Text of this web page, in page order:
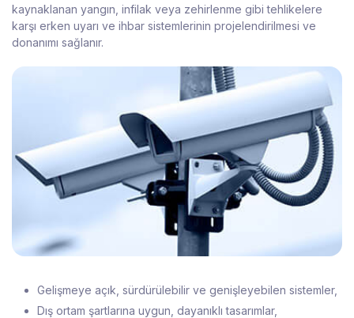
kaynaklanan yangın, infilak veya zehirlenme gibi tehlikelere
karşı erken uyarı ve ihbar sistemlerinin projelendirilmesi ve
donanımı sağlanır.
Gelişmeye açık, sürdürülebilir ve genişleyebilen sistemler,
Dış ortam şartlarına uygun, dayanıklı tasarımlar,